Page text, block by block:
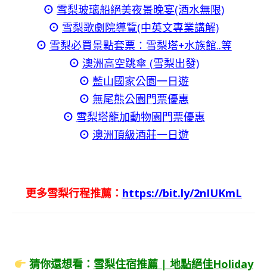
⊙ 雪梨玻璃船絕美夜景晚宴(酒水無限)
⊙ 雪梨歌劇院導覽(中英文專業講解)
⊙ 雪梨必買景點套票：雪梨塔+水族館..等
⊙ 澳洲高空跳傘 (雪梨出發)
⊙ 藍山國家公園一日遊
⊙ 無尾熊公園門票優惠
⊙ 雪梨塔龍加動物園門票優惠
⊙ 澳洲頂級酒莊一日遊
更多雪梨行程推薦： https://bit.ly/2nIUKmL
猜你還想看： 雪梨住宿推薦 | 地點絕佳Holiday